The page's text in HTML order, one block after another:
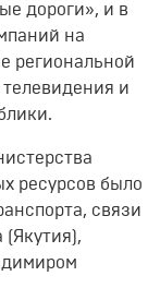
дороги», и в
на
региональной
и
ресурсов было
связи